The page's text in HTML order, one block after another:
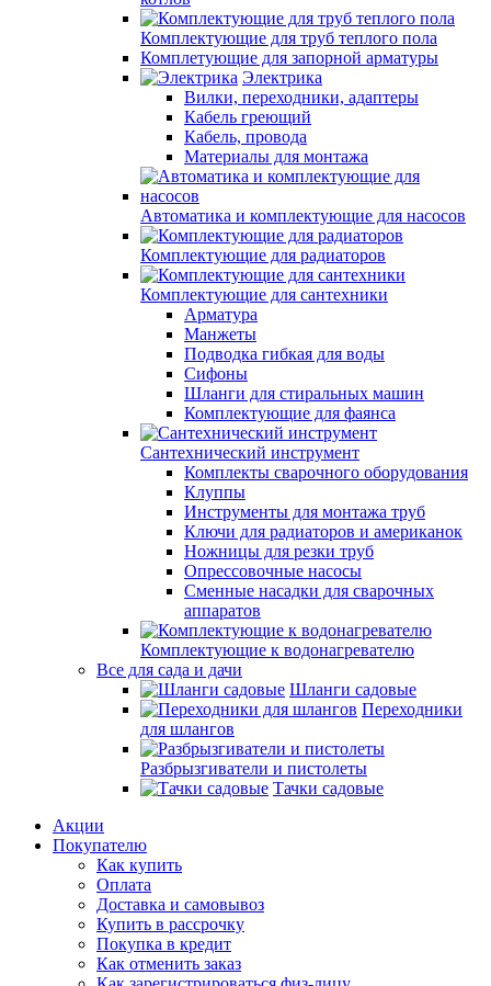
Комплектующие для труб теплого пола
Комплетующие для запорной арматуры
Электрика
Вилки, переходники, адаптеры
Кабель греющий
Кабель, провода
Материалы для монтажа
Автоматика и комплектующие для насосов
Комплектующие для радиаторов
Комплектующие для сантехники
Арматура
Манжеты
Подводка гибкая для воды
Сифоны
Шланги для стиральных машин
Комплектующие для фаянса
Сантехнический инструмент
Комплекты сварочного оборудования
Клуппы
Инструменты для монтажа труб
Ключи для радиаторов и американок
Ножницы для резки труб
Опрессовочные насосы
Сменные насадки для сварочных
аппаратов
Комплектующие к водонагревателю
Все для сада и дачи
Шланги садовые
Переходники
для шлангов
Разбрызгиватели и пистолеты
Тачки садовые
Акции
Покупателю
Как купить
Оплата
Доставка и самовывоз
Купить в рассрочку
Покупка в кредит
Как отменить заказ